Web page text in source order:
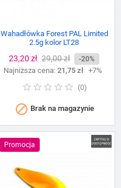
Wahadłówka Forest PAL Limited
2.5g kolor LT28
Cena
23,20 zł Cena
podstawowa
29,00 zł -20%
Najniższa cena: 21,75 zł +7%
(0)
 Brak na magazynie
Promocja